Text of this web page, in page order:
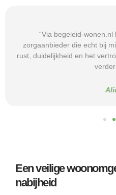
“Via begeleid-
zorgaanbieder die echt bij
rust, duidelijkheid en het
verder
Een veilige
nabijheid